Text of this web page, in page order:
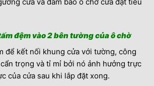
đệm vào 2 bên tường của ô chờ
để kết nối khung cửa với tường, công
trọng và tỉ mỉ bởi nó ảnh hưởng trực
của cửa sau khi lắp đặt xong.